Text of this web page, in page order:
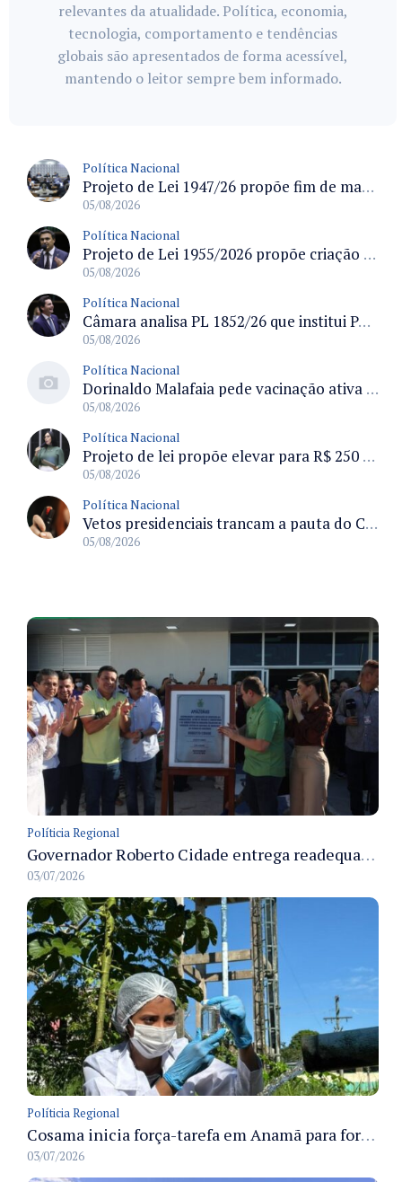
relevantes da atualidade. Política, economia,
tecnologia, comportamento e tendências
globais são apresentados de forma acessível,
mantendo o leitor sempre bem informado.
Política Nacional
Projeto de Lei 1947/26 propõe fim de margens para cartão de crédito e consignado do INSS
05/08/2026
Política Nacional
Projeto de Lei 1955/2026 propõe criação de geração livre de fumo ao restringir venda de vapes a nascidos desde 1º de janeiro de 2009
05/08/2026
Política Nacional
Câmara analisa PL 1852/26 que institui Política Nacional de Gestão de Desempenho e Eficiência para servidores públicos
05/08/2026
Política Nacional
Dorinaldo Malafaia pede vacinação ativa ao Ministério da Saúde para reverter queda na cobertura vacinal no Brasil
05/08/2026
Política Nacional
Projeto de lei propõe elevar para R$ 250 mil limite de isenção do IPI para pessoas com deficiência e autismo
05/08/2026
Política Nacional
Vetos presidenciais trancam a pauta do Congresso com 87 itens pendentes e incluem trechos do Orçamento de 2026
05/08/2026
Políticia Regional
Governador Roberto Cidade entrega readequação do ambulatório da FCecon e amplia capacidade de atendimento oncológico em Manaus
03/07/2026
Políticia Regional
Cosama inicia força-tarefa em Anamã para fortalecer abastecimento de água e segurança hídrica da população
03/07/2026